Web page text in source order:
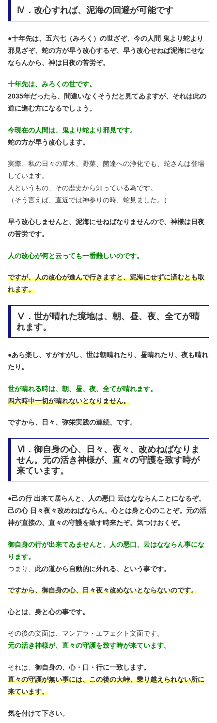
Ⅳ．改心すれば、泥海の回避が可能です
●十年先は、五六七（みろく）の世ざぞ、今の人間 鬼より蛇より
邪見ざぞ、蛇の方が早う改心するぞ、早う改心せねば泥海にせな
ならんから、神は日夜の苦労ぞ。
十年先は、みろくの世です。
2035年だったら、間違いなくそうだと見てゐますが、それは此の
道に進む方になるでしょう。
今現在の人間は、鬼より蛇より邪見です。
蛇の方が早う改心します。
実際、私の日々の草木、野菜、菌達への浄化でも、蛇さんは登場
しています。
人というもの、その歴史から知っている為です。
（そう言えば、直近では神参りの時、蛇見ました。）
早う改心しませんと、泥海にせねばなりませんので、神様は日夜
の苦労です。
人の改心が何と云っても一番難しいのです。
ですが、人の改心が進んで行きますと、泥海にせずに済むとも取
れます。
Ⅴ．世が晴れた境地は、朝、昼、夜、全てが晴
れます。
●あら楽し、すがすがし、世は朝晴れたり、昼晴れたり、夜も晴れ
たり。
世が晴れる時は、朝、昼、夜、全てが晴れます。
四六時中一切が晴れないとなりません。
ですから、日々、弥栄実践の連続、です。
Ⅵ．御自身の心、日々、夜々、改めねばなりま
せん。元の活き神様が、直々の守護を致す時が
来ています。
●己の行 出来て居らんと、人の悪口 云はなならんことになるぞ。
己の心 日々夜々改めねばならん。心とは身と心のことぞ。元の活
神が直接の、直々の守護を致す時来たぞ。気つけおくぞ。
御自身の行が出来てゐませんと、人の悪口、云はなならん事にな
ります。
つまり、 此の道から自動的に外れる、という事です。
ですから、御自身の心、日々夜々改めないとならないのです。
心とは、身と心の事です。
その後の文面は、マンデラ・エフェクト文面です。
元の活き神様が、直々の守護を致す時が来ています。
それは、 御自身の、心・口・行に一致します。
直々の守護が無い事には、この後の大峠、乗り越えられない所に
来ています。
気を付けて下さい。